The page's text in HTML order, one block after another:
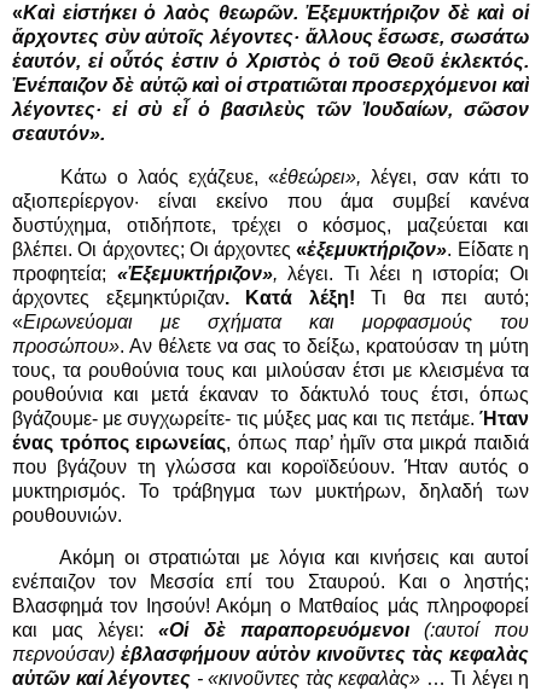
«Καὶ εἱστήκει ὁ λαὸς θεωρῶν. Ἐξεμυκτήριζον δὲ καὶ οἱ
ἄρχοντες σὺν αὐτοῖς λέγοντες· ἄλλους ἔσωσε, σωσάτω
ἑαυτόν, εἰ οὗτός ἐστιν ὁ Χριστὸς ὁ τοῦ Θεοῦ ἐκλεκτός.
Ἐνέπαιζον δὲ αὐτῷ καὶ οἱ στρατιῶται προσερχόμενοι καὶ
λέγοντες· εἰ σὺ εἶ ὁ βασιλεὺς τῶν Ἰουδαίων, σῶσον
σεαυτόν».
Κάτω ο λαός εχάζευε, «ἐθεώρει», λέγει, σαν κάτι το
αξιοπερίεργον· είναι εκείνο που άμα συμβεί κανένα
δυστύχημα, οτιδήποτε, τρέχει ο κόσμος, μαζεύεται και
βλέπει. Οι άρχοντες; Οι άρχοντες«ἐξεμυκτήριζον». Είδατε η
προφητεία; «Ἐξεμυκτήριζον», λέγει. Τι λέει η ιστορία; Οι
άρχοντες εξεμηκτύριζαν. Κατά λέξη!Τι θα πει αυτό;
«Ειρωνεύομαι με σχήματα και μορφασμούς του
προσώπου». Αν θέλετε να σας το δείξω, κρατούσαν τη μύτη
τους, τα ρουθούνια τους και μιλούσαν έτσι με κλεισμένα τα
ρουθούνια και μετά έκαναν το δάκτυλό τους έτσι, όπως
βγάζουμε- με συγχωρείτε- τις μύξες μας και τις πετάμε. Ήταν
ένας τρόπος ειρωνείας, όπως παρ’ ἡμῖν στα μικρά παιδιά
που βγάζουν τη γλώσσα και κοροϊδεύουν. Ήταν αυτός ο
μυκτηρισμός. Το τράβηγμα των μυκτήρων, δηλαδή των
ρουθουνιών.
Ακόμη οι στρατιώται με λόγια και κινήσεις και αυτοί
ενέπαιζον τον Μεσσία επί του Σταυρού. Και ο ληστής;
Βλασφημά τον Ιησούν! Ακόμη ο Ματθαίος μάς πληροφορεί
και μας λέγει:«Οἱ δὲ παραπορευόμενοι (:αυτοί που
περνούσαν) ἐβλασφήμουν αὐτὸν κινοῦντες τὰς κεφαλὰς
αὐτῶν καί λέγοντες - «κινοῦντες τὰς κεφαλὰς» … Τι λέγει η